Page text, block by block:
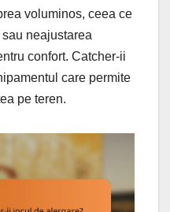
voluminos, ceea ce
neajustarea
confort. Catcher-ii
care permite
pe teren.